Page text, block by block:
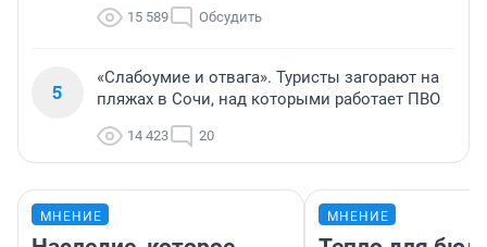
15 589 Обсудить
5
«Слабоумие и отвага». Туристы загорают на
пляжах в Сочи, над которыми работает ПВО
14 423 20
МНЕНИЕ МНЕНИЕ